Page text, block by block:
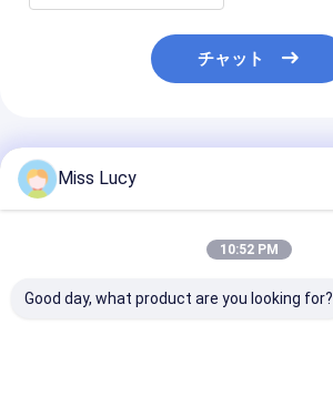
リチウムポリマー電池
エネルギー蓄積電池
ニッカド電池
チャット
推薦されたプロダクト
Miss Lucy
10:52 PM
Good day, what product are you looking for?